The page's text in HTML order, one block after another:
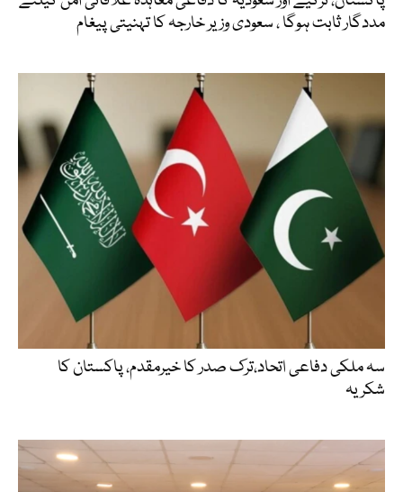
مددگار ثابت ہوگا ، سعودی وزیر خارجہ کا تہنیتی پیغام
سہ ملکی دفاعی اتحاد،ترک صدر کا خیرمقدم، پاکستان کا
شکریہ